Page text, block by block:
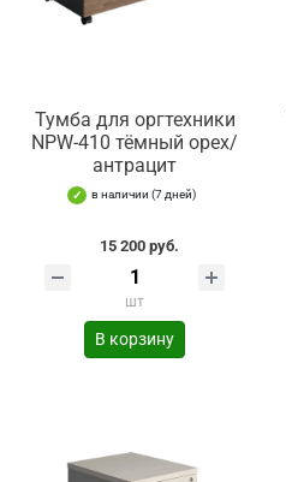
Тумба для оргтехники
NPW-410 тёмный орех/
антрацит
в наличии (7 дней)
15 200 руб.
шт
В корзину